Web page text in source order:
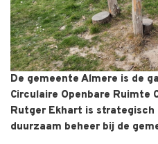
De gemeente Almere is de
Circulaire Openbare Ruimte
Rutger Ekhart is strategisch
duurzaam beheer bij de